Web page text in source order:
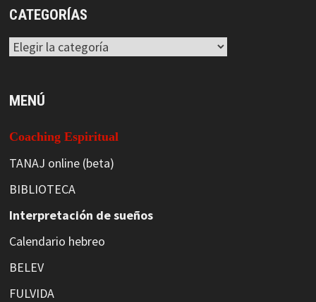
CATEGORÍAS
Categorías
MENÚ
Coaching Espiritual
TANAJ online (beta)
BIBLIOTECA
Interpretación de sueños
Calendario hebreo
BELEV
FULVIDA